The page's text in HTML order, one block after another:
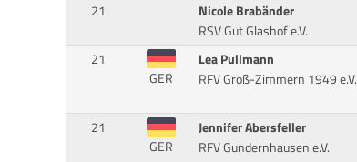
21
Nicole Brabänder
RSV Gut Glashof e.V.
21
GER
Lea Pullmann
RFV Groß-Zimmern 1949 e.V.
21
GER
Jennifer Abersfeller
RFV Gundernhausen e.V.